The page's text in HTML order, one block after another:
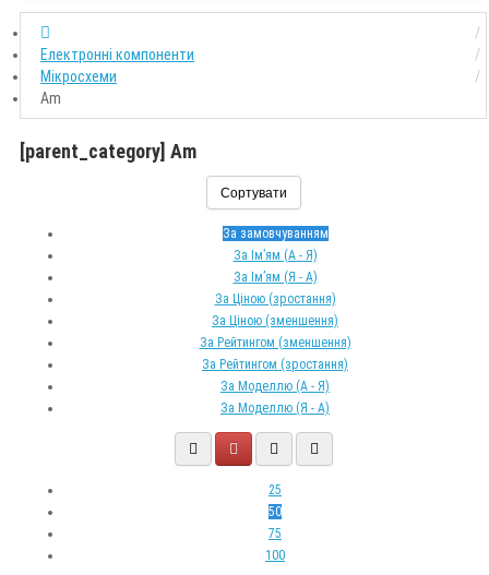
Електронні компоненти
Мікросхеми
Am
[parent_category] Am
Сортувати
За замовчуванням
За Ім’ям (A - Я)
За Ім’ям (Я - A)
За Ціною (зростання)
За Ціною (зменшення)
За Рейтингом (зменшення)
За Рейтингом (зростання)
За Моделлю (A - Я)
За Моделлю (Я - A)
25
50
75
100